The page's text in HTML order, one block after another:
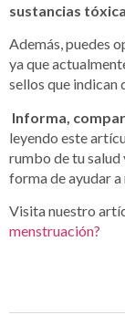
sustancias
Además, puedes
ya que
sellos que indican
Informa,
leyendo este
rumbo de tu salud
forma de ayudar a
Visita nuestro
menstruación?